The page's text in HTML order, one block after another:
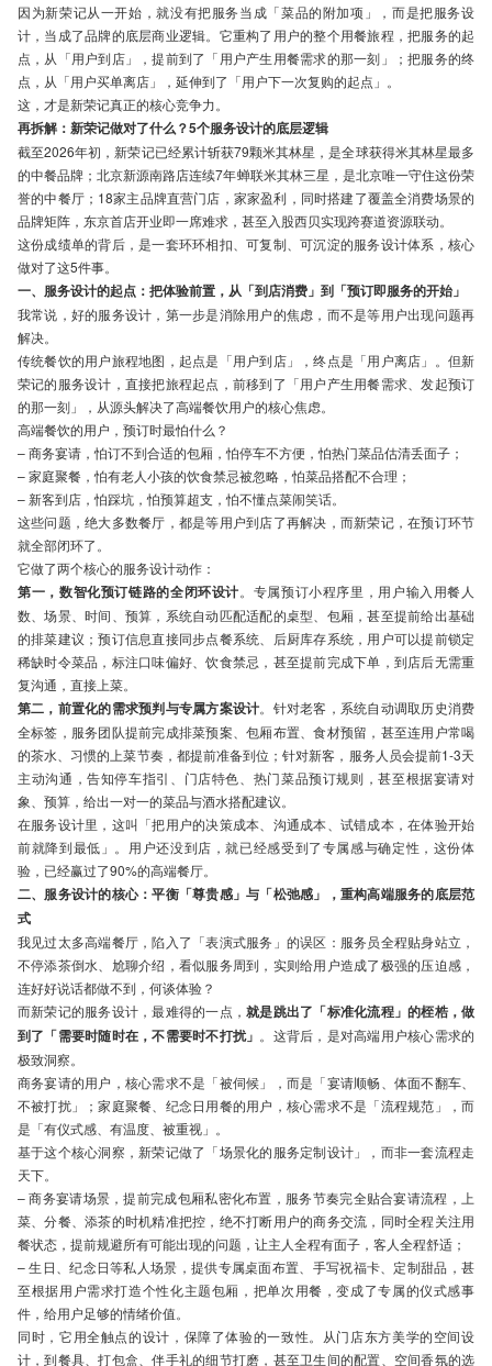
因为新荣记从一开始，就没有把服务当成「菜品的附加项」，而是把服务设
计，当成了品牌的底层商业逻辑。它重构了用户的整个用餐旅程，把服务的起
点，从「用户到店」，提前到了「用户产生用餐需求的那一刻」；把服务的终
点，从「用户买单离店」，延伸到了「用户下一次复购的起点」。
这，才是新荣记真正的核心竞争力。
再拆解：新荣记做对了什么？5个服务设计的底层逻辑
截至2026年初，新荣记已经累计斩获79颗米其林星，是全球获得米其林星最多
的中餐品牌；北京新源南路店连续7年蝉联米其林三星，是北京唯一守住这份荣
誉的中餐厅；18家主品牌直营门店，家家盈利，同时搭建了覆盖全消费场景的
品牌矩阵，东京首店开业即一席难求，甚至入股西贝实现跨赛道资源联动。
这份成绩单的背后，是一套环环相扣、可复制、可沉淀的服务设计体系，核心
做对了这5件事。
一、服务设计的起点：把体验前置，从「到店消费」到「预订即服务的开始」
我常说，好的服务设计，第一步是消除用户的焦虑，而不是等用户出现问题再
解决。
传统餐饮的用户旅程地图，起点是「用户到店」，终点是「用户离店」。但新
荣记的服务设计，直接把旅程起点，前移到了「用户产生用餐需求、发起预订
的那一刻」，从源头解决了高端餐饮用户的核心焦虑。
高端餐饮的用户，预订时最怕什么？
– 商务宴请，怕订不到合适的包厢，怕停车不方便，怕热门菜品估清丢面子；
– 家庭聚餐，怕有老人小孩的饮食禁忌被忽略，怕菜品搭配不合理；
– 新客到店，怕踩坑，怕预算超支，怕不懂点菜闹笑话。
这些问题，绝大多数餐厅，都是等用户到店了再解决，而新荣记，在预订环节
就全部闭环了。
它做了两个核心的服务设计动作：
第一，数智化预订链路的全闭环设计。专属预订小程序里，用户输入用餐人
数、场景、时间、预算，系统自动匹配适配的桌型、包厢，甚至提前给出基础
的排菜建议；预订信息直接同步点餐系统、后厨库存系统，用户可以提前锁定
稀缺时令菜品，标注口味偏好、饮食禁忌，甚至提前完成下单，到店后无需重
复沟通，直接上菜。
第二，前置化的需求预判与专属方案设计。针对老客，系统自动调取历史消费
全标签，服务团队提前完成排菜预案、包厢布置、食材预留，甚至连用户常喝
的茶水、习惯的上菜节奏，都提前准备到位；针对新客，服务人员会提前1-3天
主动沟通，告知停车指引、门店特色、热门菜品预订规则，甚至根据宴请对
象、预算，给出一对一的菜品与酒水搭配建议。
在服务设计里，这叫「把用户的决策成本、沟通成本、试错成本，在体验开始
前就降到最低」。用户还没到店，就已经感受到了专属感与确定性，这份体
验，已经赢过了90%的高端餐厅。
二、服务设计的核心：平衡「尊贵感」与「松弛感」，重构高端服务的底层范
式
我见过太多高端餐厅，陷入了「表演式服务」的误区：服务员全程贴身站立，
不停添茶倒水、尬聊介绍，看似服务周到，实则给用户造成了极强的压迫感，
连好好说话都做不到，何谈体验？
而新荣记的服务设计，最难得的一点，就是跳出了「标准化流程」的桎梏，做
到了「需要时随时在，不需要时不打扰」 。这背后，是对高端用户核心需求的
极致洞察。
商务宴请的用户，核心需求不是「被伺候」，而是「宴请顺畅、体面不翻车、
不被打扰」；家庭聚餐、纪念日用餐的用户，核心需求不是「流程规范」，而
是「有仪式感、有温度、被重视」。
基于这个核心洞察，新荣记做了「场景化的服务定制设计」，而非一套流程走
天下。
– 商务宴请场景，提前完成包厢私密化布置，服务节奏完全贴合宴请流程，上
菜、分餐、添茶的时机精准把控，绝不打断用户的商务交流，同时全程关注用
餐状态，提前规避所有可能出现的问题，让主人全程有面子，客人全程舒适；
– 生日、纪念日等私人场景，提供专属桌面布置、手写祝福卡、定制甜品，甚
至根据用户需求打造个性化主题包厢，把单次用餐，变成了专属的仪式感事
件，给用户足够的情绪价值。
同时，它用全触点的设计，保障了体验的一致性。从门店东方美学的空间设
计，到餐具、打包盒、伴手礼的细节打磨，甚至卫生间的配置、空间香氛的选